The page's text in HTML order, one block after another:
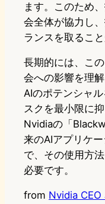
ます。このため
会全体が協力し
ランスを取ること
長期的には、こ
会への影響を理
AIのポテンシャ
スクを最小限に
Nvidiaの「
来のAIアプリケ
で、その使用方
必要です。
from Nvidia